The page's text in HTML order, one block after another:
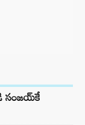
సంజయ్‌కే